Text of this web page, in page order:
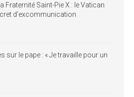
Fraternité Saint-Pie X : le Vatican
d’excommunication
sur le pape : « Je travaille pour un